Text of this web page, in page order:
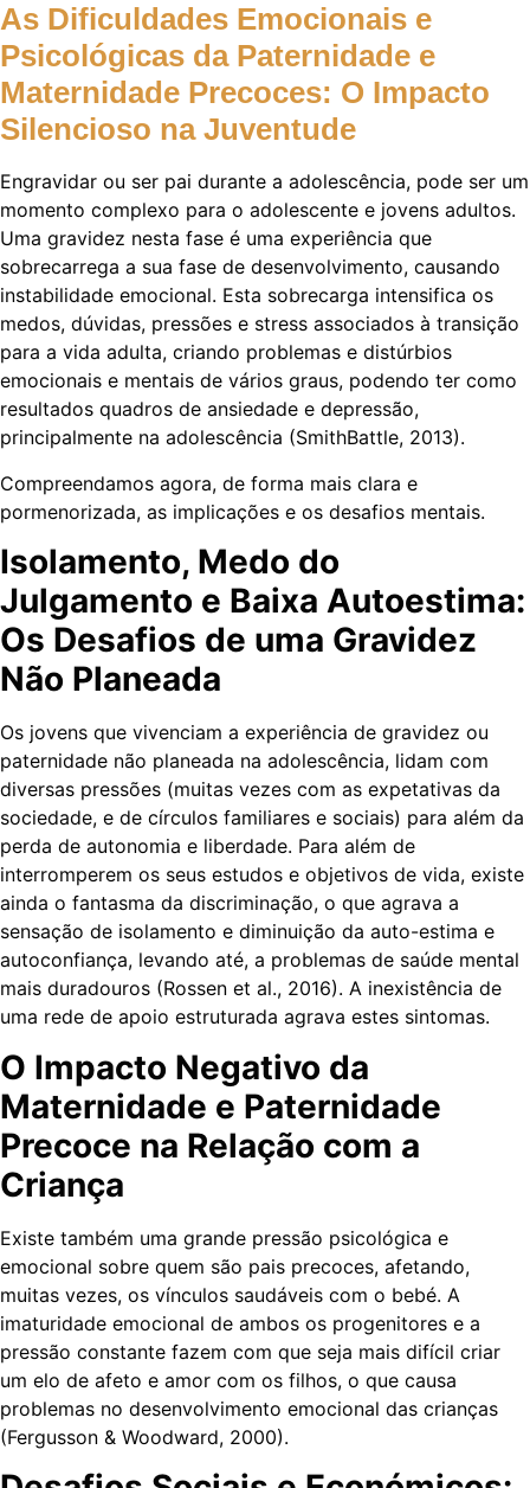
As Dificuldades Emocionais e
Psicológicas da Paternidade e
Maternidade Precoces: O Impacto
Silencioso na Juventude
Engravidar ou ser pai durante a adolescência, pode ser um
momento complexo para o adolescente e jovens adultos.
Uma gravidez nesta fase é uma experiência que
sobrecarrega a sua fase de desenvolvimento, causando
instabilidade emocional. Esta sobrecarga intensifica os
medos, dúvidas, pressões e stress associados à transição
para a vida adulta, criando problemas e distúrbios
emocionais e mentais de vários graus, podendo ter como
resultados quadros de ansiedade e depressão,
principalmente na adolescência (SmithBattle, 2013).
Compreendamos agora, de forma mais clara e
pormenorizada, as implicações e os desafios mentais.
Isolamento, Medo do
Julgamento e Baixa Autoestima:
Os Desafios de uma Gravidez
Não Planeada
Os jovens que vivenciam a experiência de gravidez ou
paternidade não planeada na adolescência, lidam com
diversas pressões (muitas vezes com as expetativas da
sociedade, e de círculos familiares e sociais) para além da
perda de autonomia e liberdade. Para além de
interromperem os seus estudos e objetivos de vida, existe
ainda o fantasma da discriminação, o que agrava a
sensação de isolamento e diminuição da auto-estima e
autoconfiança, levando até, a problemas de saúde mental
mais duradouros (Rossen et al., 2016). A inexistência de
uma rede de apoio estruturada agrava estes sintomas.
O Impacto Negativo da
Maternidade e Paternidade
Precoce na Relação com a
Criança
Existe também uma grande pressão psicológica e
emocional sobre quem são pais precoces, afetando,
muitas vezes, os vínculos saudáveis com o bebé. A
imaturidade emocional de ambos os progenitores e a
pressão constante fazem com que seja mais difícil criar
um elo de afeto e amor com os filhos, o que causa
problemas no desenvolvimento emocional das crianças
(Fergusson & Woodward, 2000).